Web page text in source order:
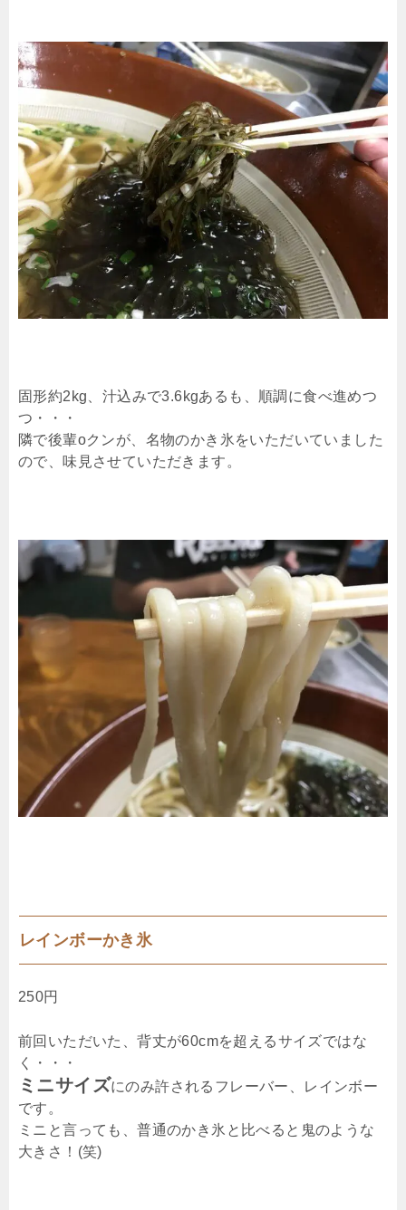
固形約2kg、汁込みで3.6kgあるも、順調に食べ進めつ
つ・・・
隣で後輩oクンが、名物のかき氷をいただいていました
ので、味見させていただきます。
レインボーかき氷
250円
前回いただいた、背丈が60cmを超えるサイズではな
く・・・
ミニサイズにのみ許されるフレーバー、レインボー
です。
ミニと言っても、普通のかき氷と比べると鬼のような
大きさ！(笑)